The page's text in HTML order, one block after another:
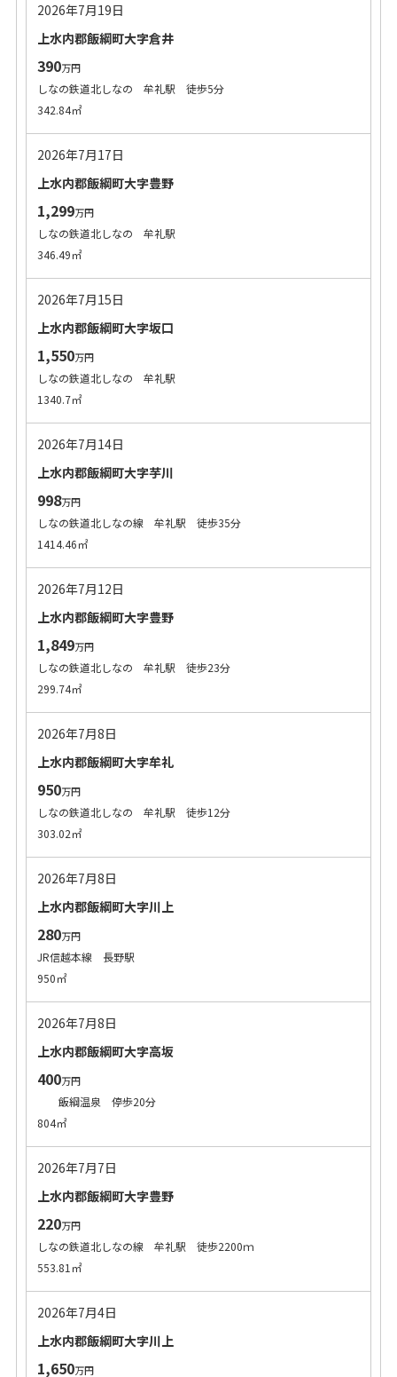
2026年7月19日
上水内郡飯綱町大字倉井
390万円
しなの鉄道北しなの 牟礼駅 徒歩5分
342.84㎡
2026年7月17日
上水内郡飯綱町大字豊野
1,299万円
しなの鉄道北しなの 牟礼駅
346.49㎡
2026年7月15日
上水内郡飯綱町大字坂口
1,550万円
しなの鉄道北しなの 牟礼駅
1340.7㎡
2026年7月14日
上水内郡飯綱町大字芋川
998万円
しなの鉄道北しなの線 牟礼駅 徒歩35分
1414.46㎡
2026年7月12日
上水内郡飯綱町大字豊野
1,849万円
しなの鉄道北しなの 牟礼駅 徒歩23分
299.74㎡
2026年7月8日
上水内郡飯綱町大字牟礼
950万円
しなの鉄道北しなの 牟礼駅 徒歩12分
303.02㎡
2026年7月8日
上水内郡飯綱町大字川上
280万円
JR信越本線 長野駅
950㎡
2026年7月8日
上水内郡飯綱町大字高坂
400万円
飯綱温泉 停歩20分
804㎡
2026年7月7日
上水内郡飯綱町大字豊野
220万円
しなの鉄道北しなの線 牟礼駅 徒歩2200ｍ
553.81㎡
2026年7月4日
上水内郡飯綱町大字川上
1,650万円